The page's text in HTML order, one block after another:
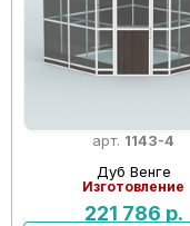
арт. 1143-4
Дуб Венге
Изготовление
221 786 р.